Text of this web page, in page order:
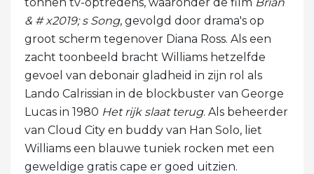
& # x2019; s Song, gevolgd door drama's op
groot scherm tegenover Diana Ross. Als een
zacht toonbeeld bracht Williams hetzelfde
gevoel van debonair gladheid in zijn rol als
Lando Calrissian in de blockbuster van George
Lucas in 1980 Het rijk slaat terug. Als beheerder
van Cloud City en buddy van Han Solo, liet
Williams een blauwe tuniek rocken met een
geweldige gratis cape er goed uitzien.